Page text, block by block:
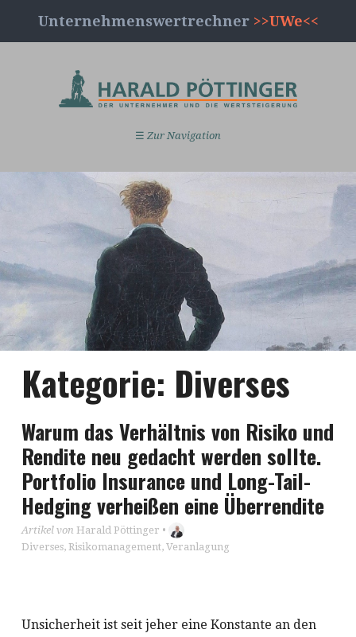
Unternehmenswertrechner >>UWe<<
☰ Zur Navigation
Kategorie: Diverses
Warum das Verhältnis von Risiko und
Rendite neu gedacht werden sollte.
Portfolio Insurance und Long-Tail-
Hedging verheißen eine Überrendite
Artikel von Harald Pöttinger •
Diverses, Risikomanagement, Veranlagung
Unsicherheit ist seit jeher eine Konstante an den